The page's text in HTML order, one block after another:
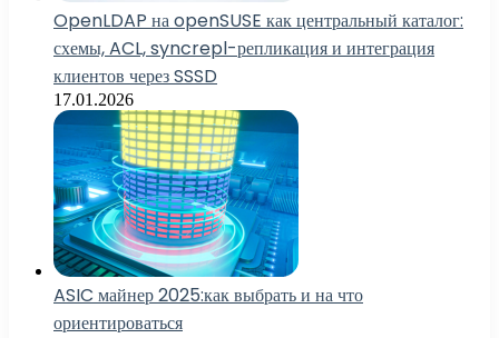
OpenLDAP на openSUSE как центральный каталог:
схемы, ACL, syncrepl-репликация и интеграция
клиентов через SSSD
17.01.2026
ASIC майнер 2025:как выбрать и на что
ориентироваться